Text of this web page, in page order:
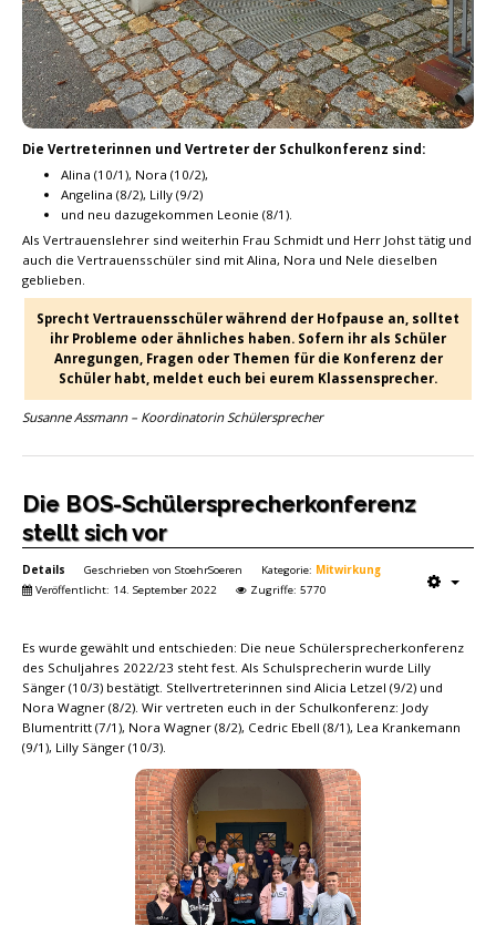
Die Vertreterinnen und Vertreter der Schulkonferenz sind:
Alina (10/1), Nora (10/2),
Angelina (8/2), Lilly (9/2)
und neu dazugekommen Leonie (8/1).
Als Vertrauenslehrer sind weiterhin Frau Schmidt und Herr Johst tätig und
auch die Vertrauensschüler sind mit Alina, Nora und Nele dieselben
geblieben.
Sprecht Vertrauensschüler während der Hofpause an, solltet
ihr Probleme oder ähnliches haben. Sofern ihr als Schüler
Anregungen, Fragen oder Themen für die Konferenz der
Schüler habt, meldet euch bei eurem Klassensprecher.
Susanne Assmann – Koordinatorin Schülersprecher
Die BOS-Schülersprecherkonferenz
stellt sich vor
Details Geschrieben von StoehrSoeren Kategorie: Mitwirkung
Veröffentlicht: 14. September 2022
Zugriffe: 5770
Es wurde gewählt und entschieden: Die neue Schülersprecherkonferenz
des Schuljahres 2022/23 steht fest. Als Schulsprecherin wurde Lilly
Sänger (10/3) bestätigt. Stellvertreterinnen sind Alicia Letzel (9/2) und
Nora Wagner (8/2). Wir vertreten euch in der Schulkonferenz: Jody
Blumentritt (7/1), Nora Wagner (8/2), Cedric Ebell (8/1), Lea Krankemann
(9/1), Lilly Sänger (10/3).